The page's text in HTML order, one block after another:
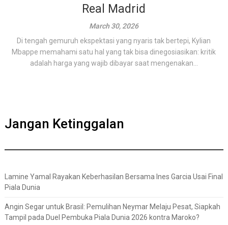
Real Madrid
March 30, 2026
Di tengah gemuruh ekspektasi yang nyaris tak bertepi, Kylian
Mbappe memahami satu hal yang tak bisa dinegosiasikan: kritik
adalah harga yang wajib dibayar saat mengenakan...
Jangan Ketinggalan
Lamine Yamal Rayakan Keberhasilan Bersama Ines Garcia Usai Final
Piala Dunia
Angin Segar untuk Brasil: Pemulihan Neymar Melaju Pesat, Siapkah
Tampil pada Duel Pembuka Piala Dunia 2026 kontra Maroko?